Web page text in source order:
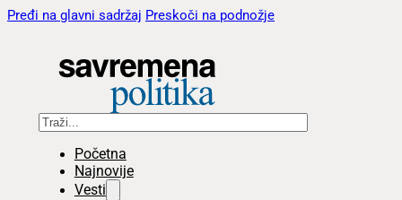
Pređi na glavni sadržaj Preskoči na podnožje
Pretraga
Početna
Najnovije
Vesti